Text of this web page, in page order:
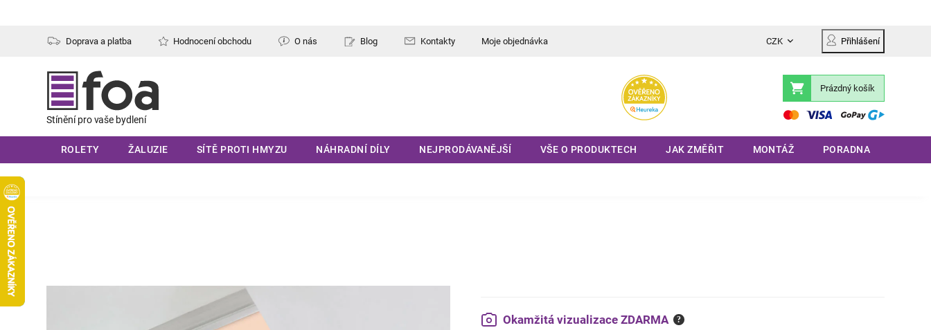
Doprava a platba Hodnocení obchodu O nás Blog Kontakty Moje objednávka CZK Přihlášení
Nákupní
košík
Prázdný košík
ROLETY ŽALUZIE SÍTĚ PROTI HMYZU NÁHRADNÍ DÍLY NEJPRODÁVANĚJŠÍ VŠE O PRODUKTECH JAK ZMĚŘIT MONTÁŽ PORADNA
Okamžitá vizualizace ZDARMA ?